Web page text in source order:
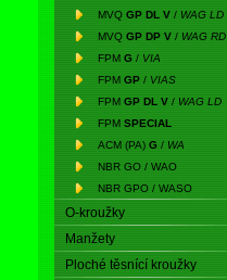
MVQ GP DL V / WAG LD
MVQ GP DP V / WAG RD
FPM G / VIA
FPM GP / VIAS
FPM GP DL V / WAG LD
FPM SPECIAL
ACM (PA) G / WA
NBR GO / WAO
NBR GPO / WASO
O-kroužky
Manžety
Ploché těsnící kroužky